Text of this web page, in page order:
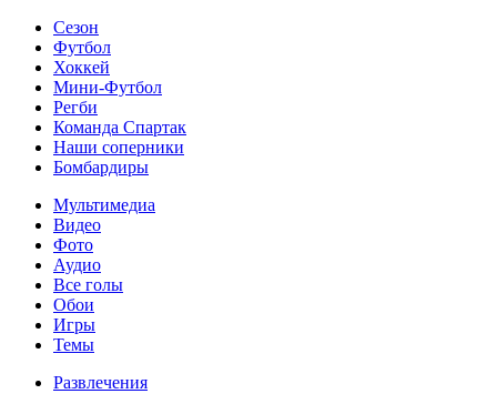
Сезон
Футбол
Хоккей
Мини-Футбол
Регби
Команда Спартак
Наши соперники
Бомбардиры
Мультимедиа
Видео
Фото
Аудио
Все голы
Обои
Игры
Темы
Развлечения